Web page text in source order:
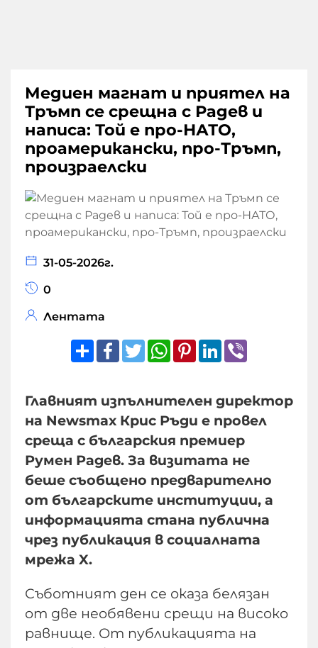
Медиен магнат и приятел на
Тръмп се срещна с Радев и
написа: Той е про-НАТО,
проамерикански, про-Тръмп,
произраелски
31-05-2026г.
0
Лентата
ShareFacebook
TwitterWhatsApp
Pinterest
LinkedIn
Главният изпълнителен директор
на Newsmax Крис Ръди е провел
среща с българския премиер
Румен Радев. За визитата не
беше съобщено предварително
от българските институции, а
информацията стана публична
чрез публикация в социалната
мрежа X.
Съботният ден се оказа белязан
от две необявени срещи на високо
равнище. От публикацията на